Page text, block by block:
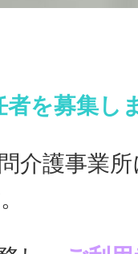
者を募集し
介護事業